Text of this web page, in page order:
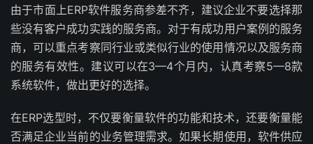
由于市面上ERP软件服务商参差不齐，建议企业不要选择那
些没有客户成功实践的服务商。对于有成功用户案例的服务
商，可以重点考察同行业或类似行业的使用情况以及服务商
的服务有效性。建议可以在3—4个月内，认真考察5—8款
系统软件，做出更好的选择。
在ERP选型时，不仅要衡量软件的功能和技术，还要衡量能
否满足企业当前的业务管理需求。如果长期使用，软件供应